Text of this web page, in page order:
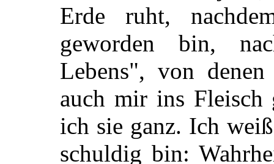
Erde ruht,
geworden bin,
Lebens", von
auch mir ins Fleisch
ich sie ganz. Ich
schuldig bin: